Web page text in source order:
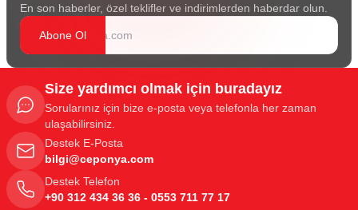
En son haberler, özel teklifler ve indirimlerden haberdar olun.
Abone Ol
Size yardımcı olmak için buradayız
Sorularınız için bize e-posta veya telefonla her zaman
ulaşabilirsiniz.
Destek E-Posta
bilgi@ceponya.com
Destek Telefon
+90 312 434 36 36 - 0553 711 77 17